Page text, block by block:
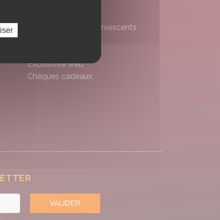
Champagnes et Effervescents
Exclusivité web
Chèques cadeaux
VALIDER